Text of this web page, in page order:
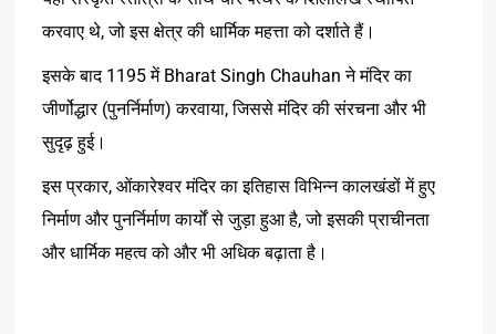
करवाए थे, जो इस क्षेत्र की धार्मिक महत्ता को दर्शाते हैं।
इसके बाद 1195 में Bharat Singh Chauhan ने मंदिर का
जीर्णोद्धार (पुनर्निर्माण) करवाया, जिससे मंदिर की संरचना और भी
सुदृढ़ हुई।
इस प्रकार, ओंकारेश्वर मंदिर का इतिहास विभिन्न कालखंडों में हुए
निर्माण और पुनर्निर्माण कार्यों से जुड़ा हुआ है, जो इसकी प्राचीनता
और धार्मिक महत्व को और भी अधिक बढ़ाता है।